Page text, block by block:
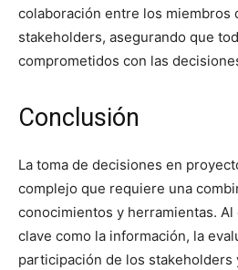
colaboración entre los miembros
stakeholders, asegurando que
comprometidos con las
Conclusión
La toma de decisiones en
complejo que requiere una
conocimientos y herramientas.
clave como la información, la
participación de los stakeholders